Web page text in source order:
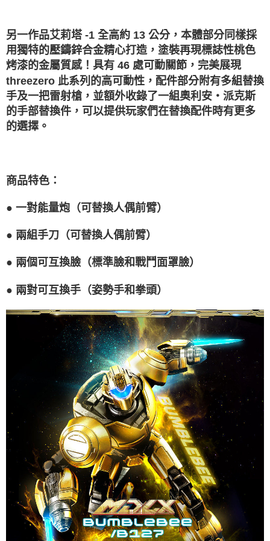
２．關於個人資料處理事宜，請瀏覽以下網址：
https://aftee.tw/terms/#terms3
３．未成年的使用者請事先徵得法定代理人或監護人之同意方可使用
「AFTEE先享後付」，若未經同意申辦者引起之損失，本公司不負相關責
任。
４．使用「AFTEE先享後付」時，將依據個別帳號之用戶狀況，依本公司即
時審查核予不同之上限額度；若仍有額度不足之情形，本公司將視審查結果
請求用戶進行身份認證。
５．嚴禁一人註冊多個帳號或使用他人資訊註冊。若發現惡意使用之情形，
恩沛科技股份有限公司將有權停止該用戶之使用額度並採取法律行動。
另一作品艾莉塔 -1 全高約 13 公分，本體部分同樣採
用獨特的壓鑄鋅合金精心打造，塗裝再現標誌性桃色
烤漆的金屬質感！具有 46 處可動關節，完美展現
threezero 此系列的高可動性，配件部分附有多組替換
手及一把雷射槍，並額外收錄了一組奧利安‧派克斯
的手部替換件，可以提供玩家們在替換配件時有更多
的選擇。
商品特色 ：
● 一對能量炮（可替換人偶前臂）
● 兩組手刀（可替換人偶前臂）
● 兩個可互換臉（標準臉和戰鬥面罩臉）
● 兩對可互換手（姿勢手和拳頭）